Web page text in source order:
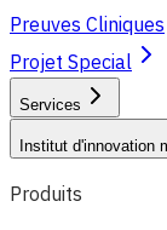
Preuves Cliniques
Projet Special
Services
Institut d'innovation
Produits